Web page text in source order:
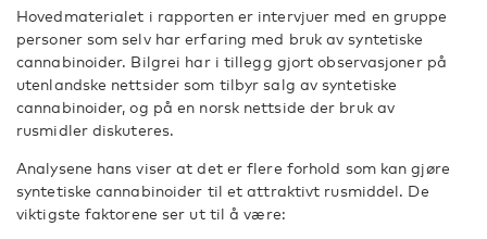
Hovedmaterialet i rapporten er intervjuer med en gruppe
personer som selv har erfaring med bruk av syntetiske
cannabinoider. Bilgrei har i tillegg gjort observasjoner på
utenlandske nettsider som tilbyr salg av syntetiske
cannabinoider, og på en norsk nettside der bruk av
rusmidler diskuteres.
Analysene hans viser at det er flere forhold som kan gjøre
syntetiske cannabinoider til et attraktivt rusmiddel. De
viktigste faktorene ser ut til å være: